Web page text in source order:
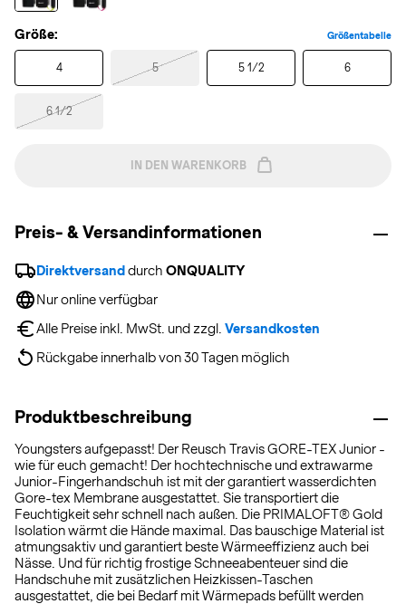
Größe: Größentabelle
4 5 5 1/2 6
6 1/2
IN DEN WARENKORB
Preis- & Versandinformationen
Direktversand durch ONQUALITY
Nur online verfügbar
Alle Preise inkl. MwSt. und zzgl. Versandkosten
Rückgabe innerhalb von 30 Tagen möglich
Produktbeschreibung
Youngsters aufgepasst! Der Reusch Travis GORE-TEX Junior -
wie für euch gemacht! Der hochtechnische und extrawarme
Junior-Fingerhandschuh ist mit der garantiert wasserdichten
Gore-tex Membrane ausgestattet. Sie transportiert die
Feuchtigkeit sehr schnell nach außen. Die PRIMALOFT® Gold
Isolation wärmt die Hände maximal. Das bauschige Material ist
atmungsaktiv und garantiert beste Wärmeeffizienz auch bei
Nässe. Und für richtig frostige Schneeabenteuer sind die
Handschuhe mit zusätzlichen Heizkissen-Taschen
ausgestattet, die bei Bedarf mit Wärmepads befüllt werden